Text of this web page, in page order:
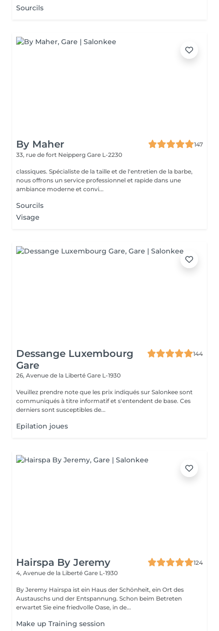
Sourcils
By Maher
147
33, rue de fort Neipperg Gare L-2230
classiques. Spécialiste de la taille et de l'entretien de la barbe,
nous offrons un service professionnel et rapide dans une
ambiance moderne et convi...
Sourcils
Visage
Dessange Luxembourg
Gare
144
26, Avenue de la Liberté Gare L-1930
Veuillez prendre note que les prix indiqués sur Salonkee sont
communiqués à titre informatif et s'entendent de base. Ces
derniers sont susceptibles de...
Epilation joues
Hairspa By Jeremy
124
4, Avenue de la Liberté Gare L-1930
By Jeremy Hairspa ist ein Haus der Schönheit, ein Ort des
Austauschs und der Entspannung. Schon beim Betreten
erwartet Sie eine friedvolle Oase, in de...
Make up Training session